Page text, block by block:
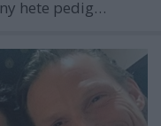
hete pedig…